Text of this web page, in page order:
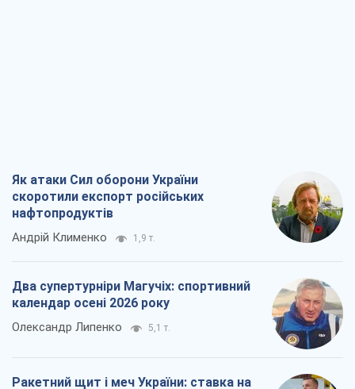
Як атаки Сил оборони України
скоротили експорт російських
нафтопродуктів
Андрій Клименко 1,9 т.
Два супертурніри Магучіх: спортивний
календар осені 2026 року
Олександр Липенко 5,1 т.
Ракетний щит і меч України: ставка на